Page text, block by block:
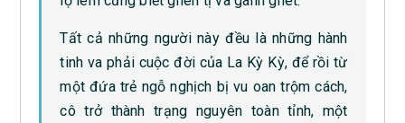
Tất cả những người này đều là những hành
tinh va phải cuộc đời của La Kỳ Kỳ, để rồi từ
một đứa trẻ ngỗ nghịch bị vu oan trộm cách,
cô trở thành trạng nguyên toàn tỉnh, một